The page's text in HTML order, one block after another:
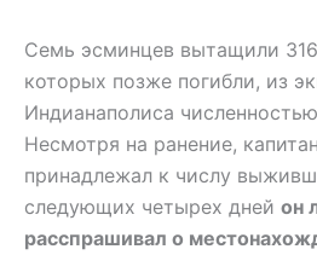
Семь эсминцев вытащили
которых позже погибли, из
Индианаполиса
Несмотря на ранение,
принадлежал к числу
следующих четырех дней он
расспрашивал о